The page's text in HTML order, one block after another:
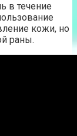
в течение
кожи, но
раны.